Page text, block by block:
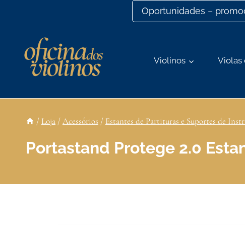
conteúdo
Oportunidades –
Violinos Violas
/ Loja /Acessórios / Estantes de Partituras e Suportes de
Portastand Protege 2.0